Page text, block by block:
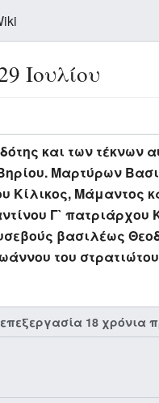
Ιουλίου
και των τέκνων
Μαρτύρων
Κίλικος, Μάμαντος
Γ` πατριάρχου
βασιλέως
του
18 χρόνια